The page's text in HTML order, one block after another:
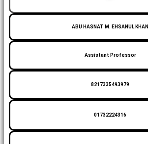
ABU HASNAT M. EHSANUL KHAN
Assistant Professor
8217335493979
01732224316